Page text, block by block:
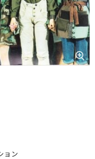
ョン